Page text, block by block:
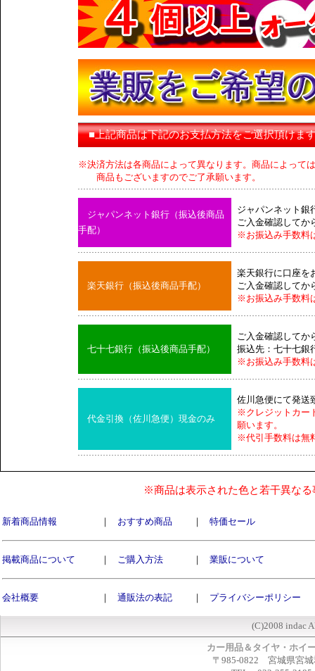
■上記商品は下記のお支払方法をご選択頂けま
※決済方法は各商品によって異なります。商品によって
商品もございますのでご了承願います。
ジャパンネット銀行（振込後商品
手配）
ジャパンネット銀
ご入金確認してか
※お振込み手数料
楽天銀行（振込後商品手配）
楽天銀行に口座を
ご入金確認してか
※お振込み手数料
七十七銀行（振込後商品手配）
ご入金確認してか
振込先：七十七銀
※お振込み手数料
代金引換（佐川急便）現金のみ
佐川急便にて発送
※クレジットカー
願います。
※代引手数料は無
※商品は表示された色と若干異な
新着商品情報 ｜ おすすめ商品 ｜ 特価セール
掲載商品について ｜ ご購入方法 ｜ 業販について
会社概要 ｜ 通販法の表記 ｜ プライバシーポリシー
(C)2008 indac
カー用品＆タイヤ・ホイ
〒985-0822 宮城県宮城